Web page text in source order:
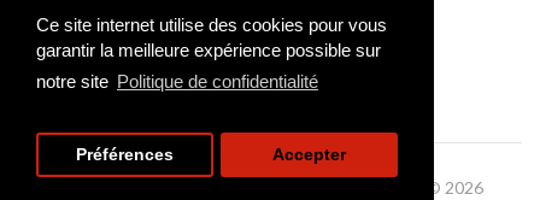
Ce site internet utilise des cookies pour vous
garantir la meilleure expérience possible sur
notre site Politique de confidentialité
Préférences Accepter
Tél. (+377) 98 98 41 50
Fax (+377) 98 98 41 45
mtm@gouv.mc
Musée des Timbres et des Monnaies de Monaco © 2026